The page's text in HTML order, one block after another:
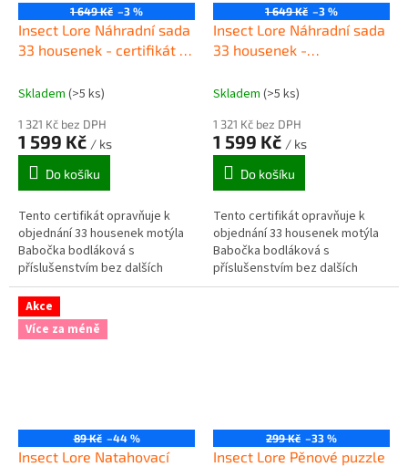
1 649 Kč –3 %
Insect Lore Náhradní sada
33 housenek - certifikát v
Skladem (>5 ks)
1 321 Kč bez DPH
1 599 Kč / ks
Do košíku
Tento certifikát opravňuje k
objednání 33 housenek motýla
Babočka bodláková s
příslušenstvím bez dalších
nákladů na doručení.
1 649 Kč –3 %
Insect Lore Náhradní sada
33 housenek -
Skladem (>5 ks)
1 321 Kč bez DPH
1 599 Kč / ks
Do košíku
Tento certifikát opravňuje k
objednání 33 housenek motýla
Babočka bodláková s
příslušenstvím bez dalších
nákladů na doručení.
Akce
Více za méně
89 Kč –44 %
Insect Lore Natahovací
299 Kč –33 %
Insect Lore Pěnové puzzle